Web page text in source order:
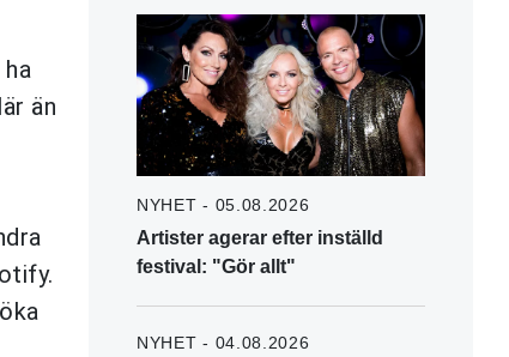
än
NYHET - 05.08.2026
Artister agerar efter inställd
festival: "Gör allt"
NYHET - 04.08.2026